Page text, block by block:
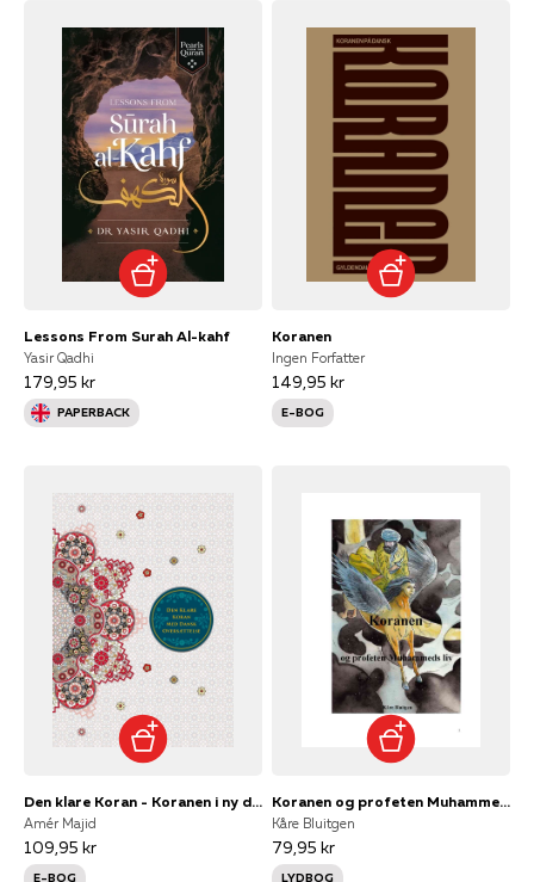
Lessons From Surah Al-kahf
Yasir Qadhi
179,95 kr
PAPERBACK
Koranen
Ingen Forfatter
149,95 kr
E-BOG
Den klare Koran - Koranen i ny dansk oversættelse
Amér Majid
109,95 kr
E-BOG
Koranen og profeten Muhammeds liv
Kåre Bluitgen
79,95 kr
LYDBOG